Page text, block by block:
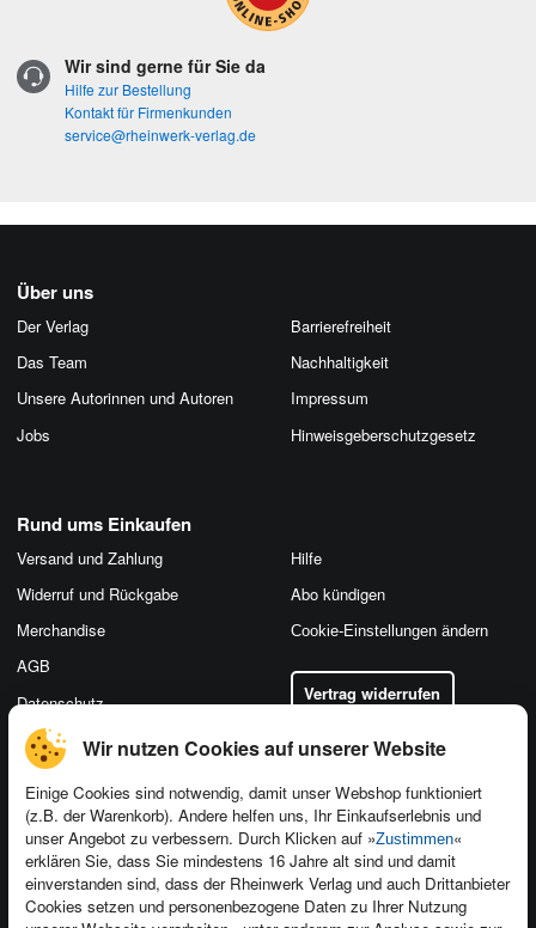
Wir nutzen Cookies auf unserer Website
Einige Cookies sind notwendig, damit unser Webshop funktioniert
(z.B. der Warenkorb). Andere helfen uns, Ihr Einkaufserlebnis und
unser Angebot zu verbessern. Durch Klicken auf »Zustimmen«
erklären Sie, dass Sie mindestens 16 Jahre alt sind und damit
einverstanden sind, dass der Rheinwerk Verlag und auch Drittanbieter
Cookies setzen und personenbezogene Daten zu Ihrer Nutzung
Wir sind gerne für Sie da
Hilfe zur Bestellung
Kontakt für Firmenkunden
service@rheinwerk-verlag.de
Über uns
Der Verlag
Das Team
Unsere Autorinnen und Autoren
Jobs
Barrierefreiheit
Nachhaltigkeit
Impressum
Hinweis­geber­schutz­gesetz
Kontakt
Newsletter
Für Unternehmen
Produktfeedback
Foreign Rights
Rund ums Einkaufen
Versand und Zahlung
Widerruf und Rückgabe
Merchandise
AGB
Datenschutz
Hilfe
Abo kündigen
Cookie-Einstellungen ändern
Vertrag widerrufen